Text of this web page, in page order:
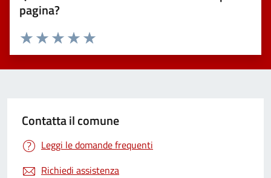
pagina?
Valuta 5 stelle su 5
Valuta 4 stelle su 5
Valuta 3 stelle su 5
Valuta 2 stelle su 5
Valuta 1 stelle su 5
Contatta il comune
Leggi le domande frequenti
Richiedi assistenza